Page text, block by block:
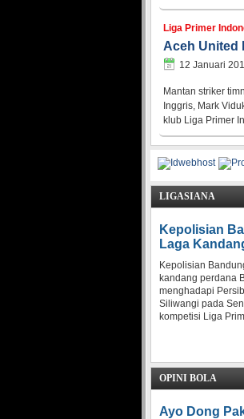
Liga Primer
Aceh United
12 Januari
Mantan striker
Inggris, Mark
klub Liga Primer
LIGASIANA
Kepolisian
Laga
Kepolisian
kandang perdana
menghadapi
Siliwangi pada
kompetisi Liga
OPINI BOLA
Ayo Dong